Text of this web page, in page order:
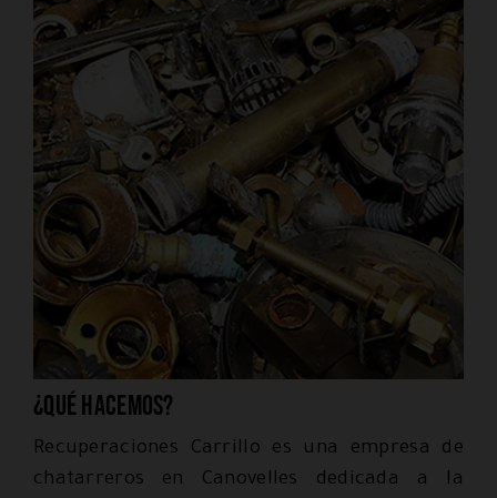
¿Qué hacemos?
Recuperaciones Carrillo es una empresa de
chatarreros en Canovelles dedicada a la